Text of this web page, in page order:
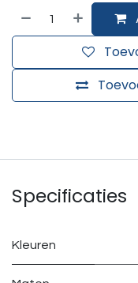
Specificaties
Kleuren